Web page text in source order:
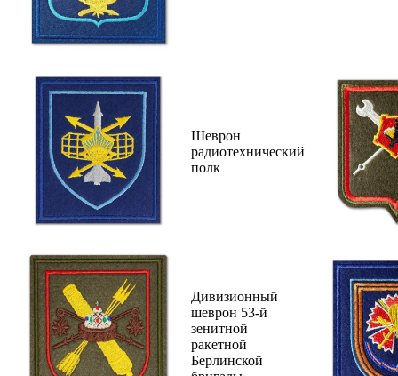
Шеврон
радиотехнический
полк
Дивизионный
шеврон 53-й
зенитной
ракетной
Берлинской